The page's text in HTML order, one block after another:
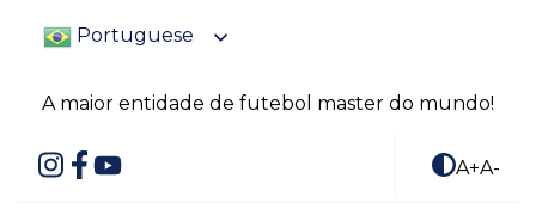
Portuguese
A maior entidade de futebol master do mundo!
A+A-